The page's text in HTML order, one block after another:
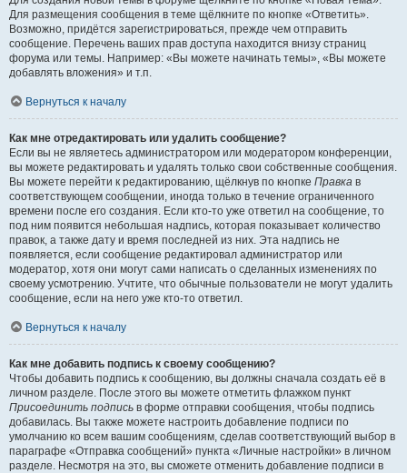
Для размещения сообщения в теме щёлкните по кнопке «Ответить».
Возможно, придётся зарегистрироваться, прежде чем отправить
сообщение. Перечень ваших прав доступа находится внизу страниц
форума или темы. Например: «Вы можете начинать темы», «Вы можете
добавлять вложения» и т.п.
Вернуться к началу
Как мне отредактировать или удалить сообщение?
Если вы не являетесь администратором или модератором конференции,
вы можете редактировать и удалять только свои собственные сообщения.
Вы можете перейти к редактированию, щёлкнув по кнопке Правка в
соответствующем сообщении, иногда только в течение ограниченного
времени после его создания. Если кто-то уже ответил на сообщение, то
под ним появится небольшая надпись, которая показывает количество
правок, а также дату и время последней из них. Эта надпись не
появляется, если сообщение редактировал администратор или
модератор, хотя они могут сами написать о сделанных изменениях по
своему усмотрению. Учтите, что обычные пользователи не могут удалить
сообщение, если на него уже кто-то ответил.
Вернуться к началу
Как мне добавить подпись к своему сообщению?
Чтобы добавить подпись к сообщению, вы должны сначала создать её в
личном разделе. После этого вы можете отметить флажком пункт
Присоединить подпись в форме отправки сообщения, чтобы подпись
добавилась. Вы также можете настроить добавление подписи по
умолчанию ко всем вашим сообщениям, сделав соответствующий выбор в
параграфе «Отправка сообщений» пункта «Личные настройки» в личном
разделе. Несмотря на это, вы сможете отменить добавление подписи в